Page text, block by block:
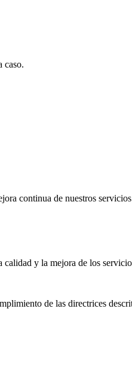
caso.
continua de nuestros
y la mejora de los
de las directrices